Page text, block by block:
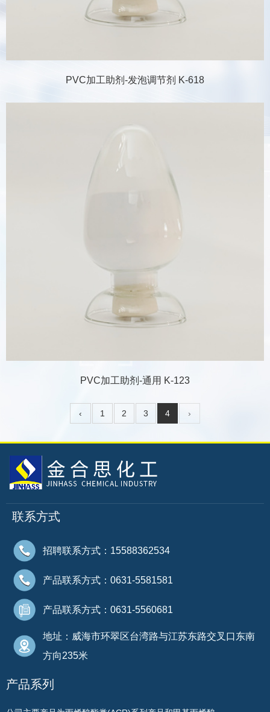
PVC加工助剂-发泡调节剂 K-618
PVC加工助剂-通用 K-123
‹ 1 2 3 4 ›
联系方式
招聘联系方式：15588362534
产品联系方式：0631-5581581
产品联系方式：0631-5560681
地址：威海市环翠区台湾路与江苏东路交叉口东南
方向235米
产品系列